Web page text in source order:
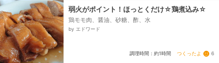
弱火がポイント！ほっとくだけ☆鶏煮込み☆
鶏モモ肉、醤油、砂糖、酢、水
by エドワード
調理時間：約1時間 つくったよ 6